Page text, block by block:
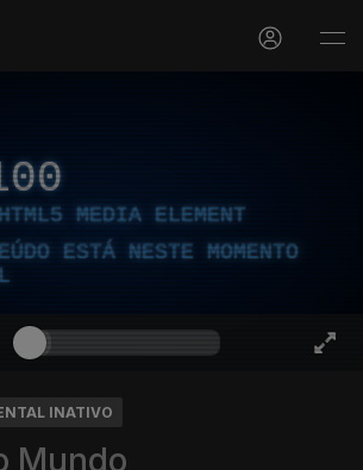
MEDIA ELEMENT
ESTÁ NESTE MOMENTO
INATIVO
Mundo